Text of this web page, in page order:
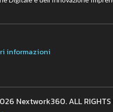
informazioni
ALL RIGHTS